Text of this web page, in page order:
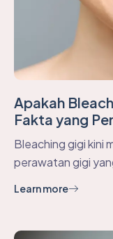
Apakah
Fakta yang
Bleaching gigi kini
perawatan gigi
Learn more